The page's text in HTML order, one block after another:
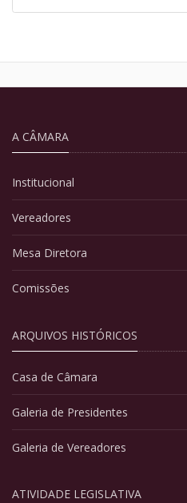
A CÂMARA
Institucional
Vereadores
Mesa Diretora
Comissões
ARQUIVOS HISTÓRICOS
Casa de Câmara
Galeria de Presidentes
Galeria de Vereadores
ATIVIDADE LEGISLATIVA